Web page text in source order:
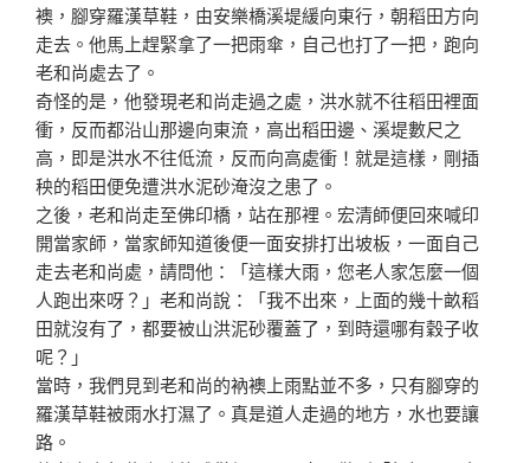
襖，腳穿羅漢草鞋，由安樂橋溪堤緩向東行，朝稻田方向
走去。他馬上趕緊拿了一把雨傘，自己也打了一把，跑向
老和尚處去了。
奇怪的是，他發現老和尚走過之處，洪水就不往稻田裡面
衝 ，反而都沿山那邊向東流，高出稻田邊、溪堤數尺之
高，即是洪水不往低流，反而向高處衝！就是這樣，剛插
秧的稻田便免遭洪水泥砂淹沒之患了。
之後，老和尚走至佛印橋，站在那裡。宏清師便回來喊印
開當家師，當家師知道後便一面安排打出坡板，一面自己
走去老和尚處，請問他：「這樣大雨，您老人家怎麼一個
人跑出來呀？」老和尚說：「我不出來，上面的幾十畝稻
田就沒有了，都要被山洪泥砂覆蓋了，到時還哪有穀子收
呢？」
當時，我們見到老和尚的衲襖上雨點並不多，只有腳穿的
羅漢草鞋被雨水打濕了。真是道人走過的地方，水也要讓
路。